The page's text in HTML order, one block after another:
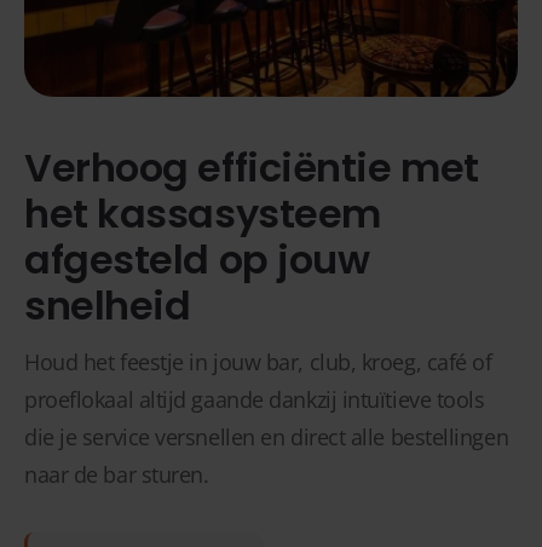
Verhoog efficiëntie met
het kassasysteem
afgesteld op jouw
snelheid
Houd het feestje in jouw bar, club, kroeg, café of
proeflokaal altijd gaande dankzij intuïtieve tools
die je service versnellen en direct alle bestellingen
naar de bar sturen.